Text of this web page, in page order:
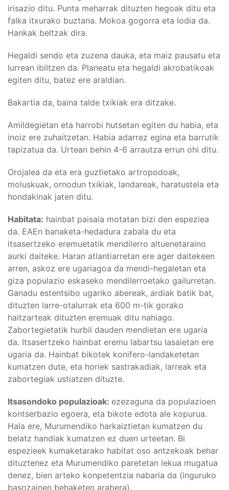
irisazio ditu. Punta meharrak dituzten hegoak ditu eta
falka itxurako buztana. Mokoa gogorra eta lodia da.
Hankak beltzak dira.
Hegaldi sendo eta zuzena dauka, eta maiz pausatu eta
lurrean ibiltzen da. Planeatu eta hegaldi akrobatikoak
egiten ditu, batez ere araldian.
Bakartia da, baina talde txikiak era ditzake.
Amildegietan eta harrobi hutsetan egiten du habia, eta
inoiz ere zuhaitzetan. Habia adarrez egina eta barrutik
tapizatua da. Urtean behin 4-6 arrautza errun ohi ditu.
Orojalea da eta era guztietako artropodoak,
moluskuak, ornodun txikiak, landareak, haratustela eta
hondakinak jaten ditu.
Habitata: hainbat paisaia motatan bizi den espeziea
da. EAEn banaketa-hedadura zabala du eta
itsasertzeko eremuetatik mendilerro altuenetaraino
aurki daiteke. Haran atlantiarretan ere ager daitekeen
arren, askoz ere ugariagoa da mendi-hegaletan eta
giza populazio eskaseko mendilerroetako gailurretan.
Ganadu estentsibo ugariko abereak, ardiak batik bat,
dituzten larre-otalurrak eta 600 m-tik gorako
haitzarteak dituzten eremuak ditu nahiago.
Zabortegietatik hurbil dauden mendietan ere ugaria
da. Itsasertzeko hainbat eremu labartsu lasaietan ere
ugaria da. Hainbat bikotek konifero-landaketetan
kumatzen dute, eta horiek sastrakadiak, larreak eta
zabortegiak ustiatzen dituzte.
Itsasondoko populazioak: ezezaguna da populazioen
kontserbazio egoera, eta bikote edota ale kopurua.
Hala ere, Murumendiko harkaiztietan kumatzen du
belatz handiak kumatzen ez duen urteetan. Bi
espezieek kumaketarako habitat oso antzekoak behar
dituztenez eta Murumendiko paretetan lekua mugatua
denez, bien arteko konpetentzia nabaria da (inguruko
basozainen behaketen arabera).